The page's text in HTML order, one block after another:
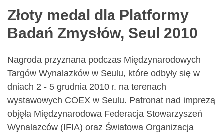
Złoty medal dla Platformy
Badań Zmysłów, Seul 2010
Nagroda przyznana podczas Międzynarodowych
Targów Wynalazków w Seulu, które odbyły się w
dniach 2 - 5 grudnia 2010 r. na terenach
wystawowych COEX w Seulu. Patronat nad imprezą
objęła Międzynarodowa Federacja Stowarzyszeń
Wynalazców (IFIA) oraz Światowa Organizacja